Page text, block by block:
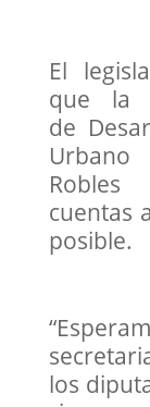
El
que la
de
cuentas
posible.
los